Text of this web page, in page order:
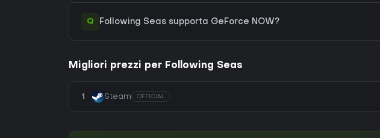
Q Following Seas supporta GeForce NOW?
Migliori prezzi per Following Seas
1 Steam OFFICIAL